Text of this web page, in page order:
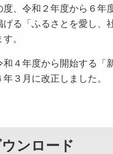
、令和２年度から６年
げる「ふるさとを愛し、
。
４年度から開始する「新
年３月に改正しました。
ンロード